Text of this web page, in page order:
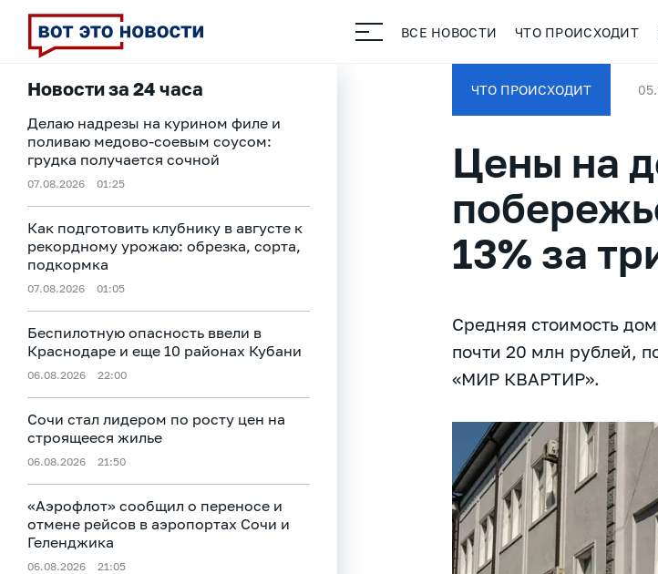
ВСЕ НОВОСТИ ЧТО ПРОИСХОДИТ
Новости за 24 часа
Делаю надрезы на курином филе и
поливаю медово-соевым соусом:
грудка получается сочной
07.08.2026 01:25
Как подготовить клубнику в августе к
рекордному урожаю: обрезка, сорта,
подкормка
07.08.2026 01:05
Беспилотную опасность ввели в
Краснодаре и еще 10 районах Кубани
06.08.2026 22:00
Сочи стал лидером по росту цен на
строящееся жилье
06.08.2026 21:50
«Аэрофлот» сообщил о переносе и
отмене рейсов в аэропортах Сочи и
Геленджика
06.08.2026 21:05
ЧТО ПРОИСХОДИТ
Цены на
13% за
Средняя стоимость
почти 20 млн рублей,
«МИР КВАРТИР».